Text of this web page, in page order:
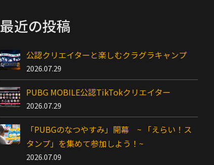
最近の投稿
公認クリエイターと楽しむクラグラキャンプ
2026.07.29
PUBG MOBILE公認TikTokクリエイター
2026.07.29
「PUBGのなつやすみ」開幕 ~ 「えらい！ス
タンプ」を集めて参加しよう！~
2026.07.09